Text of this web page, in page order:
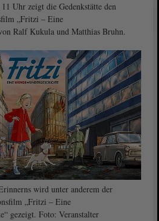
Uhr zeigt die Gedenkstätte den
„Fritzi – Eine
Ralf Kukula und Matthias Bruhn.
wird unter anderem der
„Fritzi – Eine
gezeigt. Foto: Veranstalter